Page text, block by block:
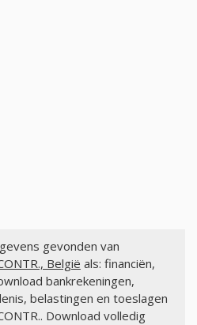
gevonden van
België als: financiën,
bankrekeningen,
belastingen en toeslagen
Download volledig